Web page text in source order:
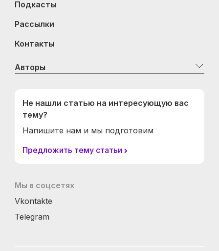
Подкасты
Рассылки
Контакты
Авторы
Не нашли статью на интересующую вас
тему?
Напишите нам и мы подготовим
Предложить тему статьи
Мы в соцсетях
Vkontakte
Telegram